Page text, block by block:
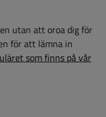
utan att oroa dig för
för att lämna in
som finns på vår